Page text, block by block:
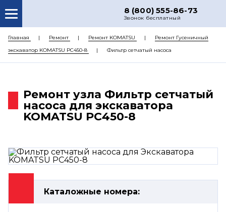
8 (800) 555-86-73
Звонок бесплатный
О НАС
КАТАЛОГ ЗАПЧАСТЕЙ
ДОСТАВКА
ЦЕНЫ
Главная Ремонт Ремонт KOMATSU
Ремонт Гусеничный
экскаватор KOMATSU PC450-8
Фильтр сетчатый насоса
Ремонт узла Фильтр сетчатый
насоса для экскаватора
KOMATSU PC450-8
Каталожные номера: